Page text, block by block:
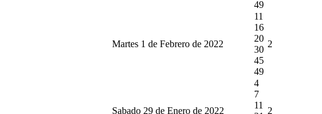
49
Martes 1 de Febrero de 2022
11
16
20
30
45
49
2
Sabado 29 de Enero de 2022
4
7
11
2